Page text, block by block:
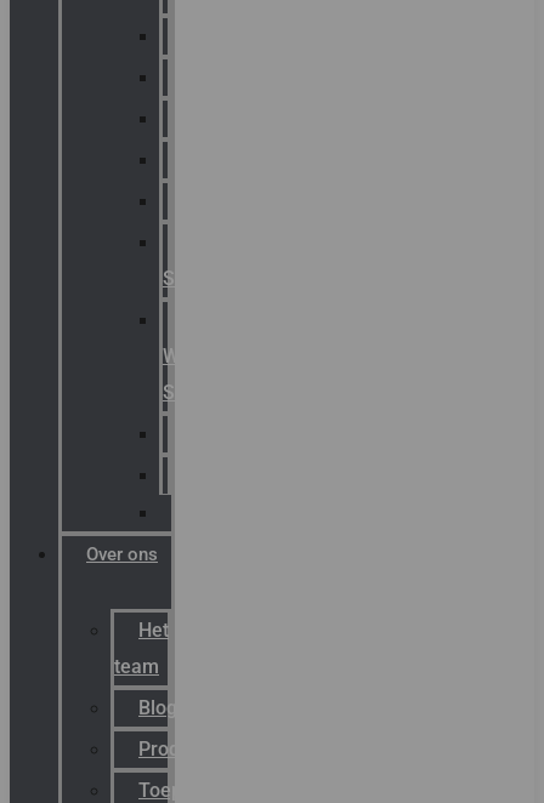
Signaling
Warning
Signals
Over ons
Het
team
Blog
Productnieuws
Toepassingen